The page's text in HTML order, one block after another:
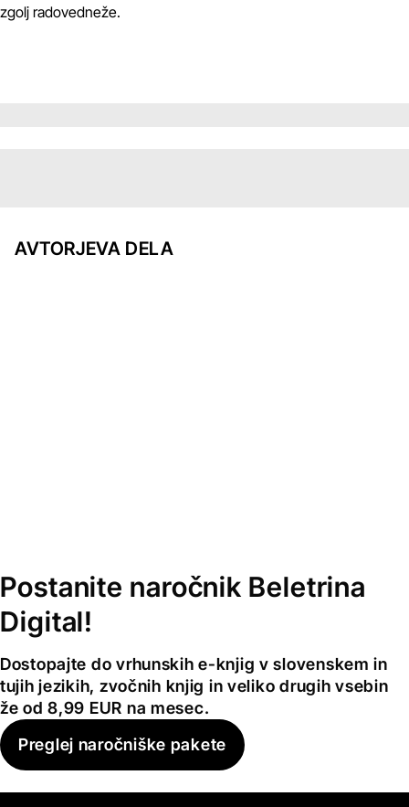
zgolj radovedneže.
AVTORJEVA DELA
Postanite naročnik Beletrina
Digital!
Dostopajte do vrhunskih e-knjig v slovenskem in
tujih jezikih, zvočnih knjig in veliko drugih vsebin
že od 8,99 EUR na mesec.
Preglej naročniške pakete